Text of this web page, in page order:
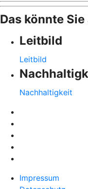
Das könnte
Leitbild
Leitbild
Nachhaltigkeit
Impressum